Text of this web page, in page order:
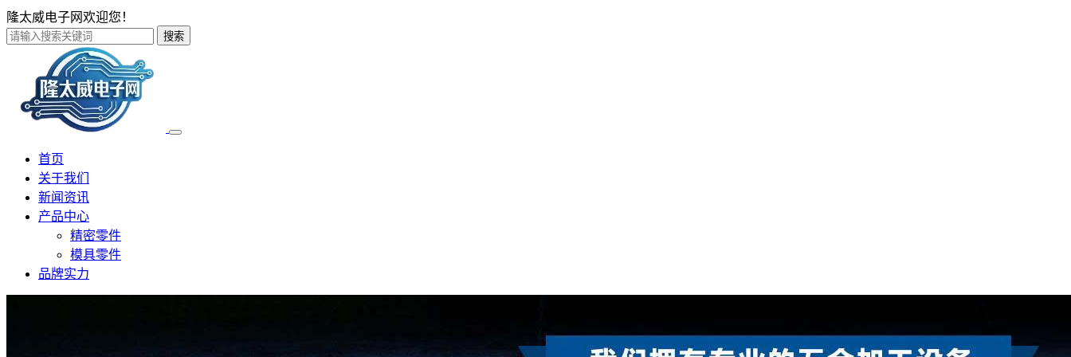
隆太威电子网欢迎您！
搜索
首页
关于我们
新闻资讯
产品中心
精密零件
模具零件
品牌实力